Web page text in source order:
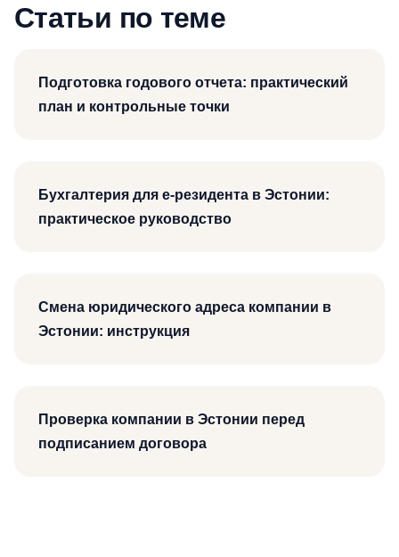
Статьи по теме
Подготовка годового отчета: практический
план и контрольные точки
Бухгалтерия для e-резидента в Эстонии:
практическое руководство
Смена юридического адреса компании в
Эстонии: инструкция
Проверка компании в Эстонии перед
подписанием договора